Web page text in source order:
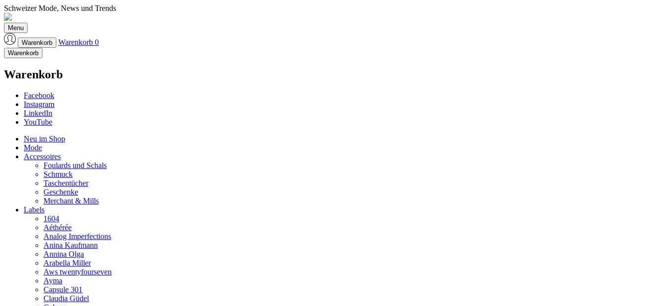
Schweizer Mode, News und Trends
Laufmeter-Shop
Menu
Warenkorb
Warenkorb 0
Warenkorb
Warenkorb
Facebook
Instagram
LinkedIn
YouTube
Neu im Shop
Mode
Accessoires
Foulards und Schals
Schmuck
Taschentücher
Geschenke
Merchant & Mills
Labels
1604
Aéthérée
Analog Imperfections
Anina Kaufmann
Annina Olga
Arabella Miller
Aws twentyfourseven
Ayma
Capsule 301
Claudia Güdel